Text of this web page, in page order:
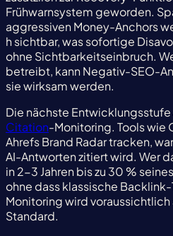
Frühwarnsystem geworden.
aggressiven Money-Anchors
h sichtbar, was sofortige
ohne Sichtbarkeitseinbruch.
betreibt, kann Negativ-SEO-
sie wirksam werden.
Die nächste
Citation-Monitoring. Tools wie
Ahrefs Brand Radar tracken,
AI-Antworten zitiert wird. Wer
in 2-3 Jahren bis zu 30 %
ohne dass klassische
Monitoring wird
Standard.